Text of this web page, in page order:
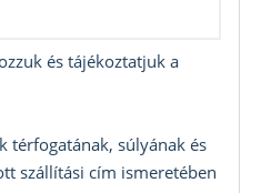
és tájékoztatjuk a
térfogatának, súlyának és
szállítási cím ismeretében